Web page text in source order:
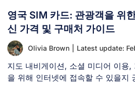
영국 SIM 카드: 관광객을 위
신 가격 및 구매처 가이드
Olivia Brown Latest update:
지도 내비게이션, 소셜 미디어 이용
을 위해 인터넷에 접속할 수 있을지